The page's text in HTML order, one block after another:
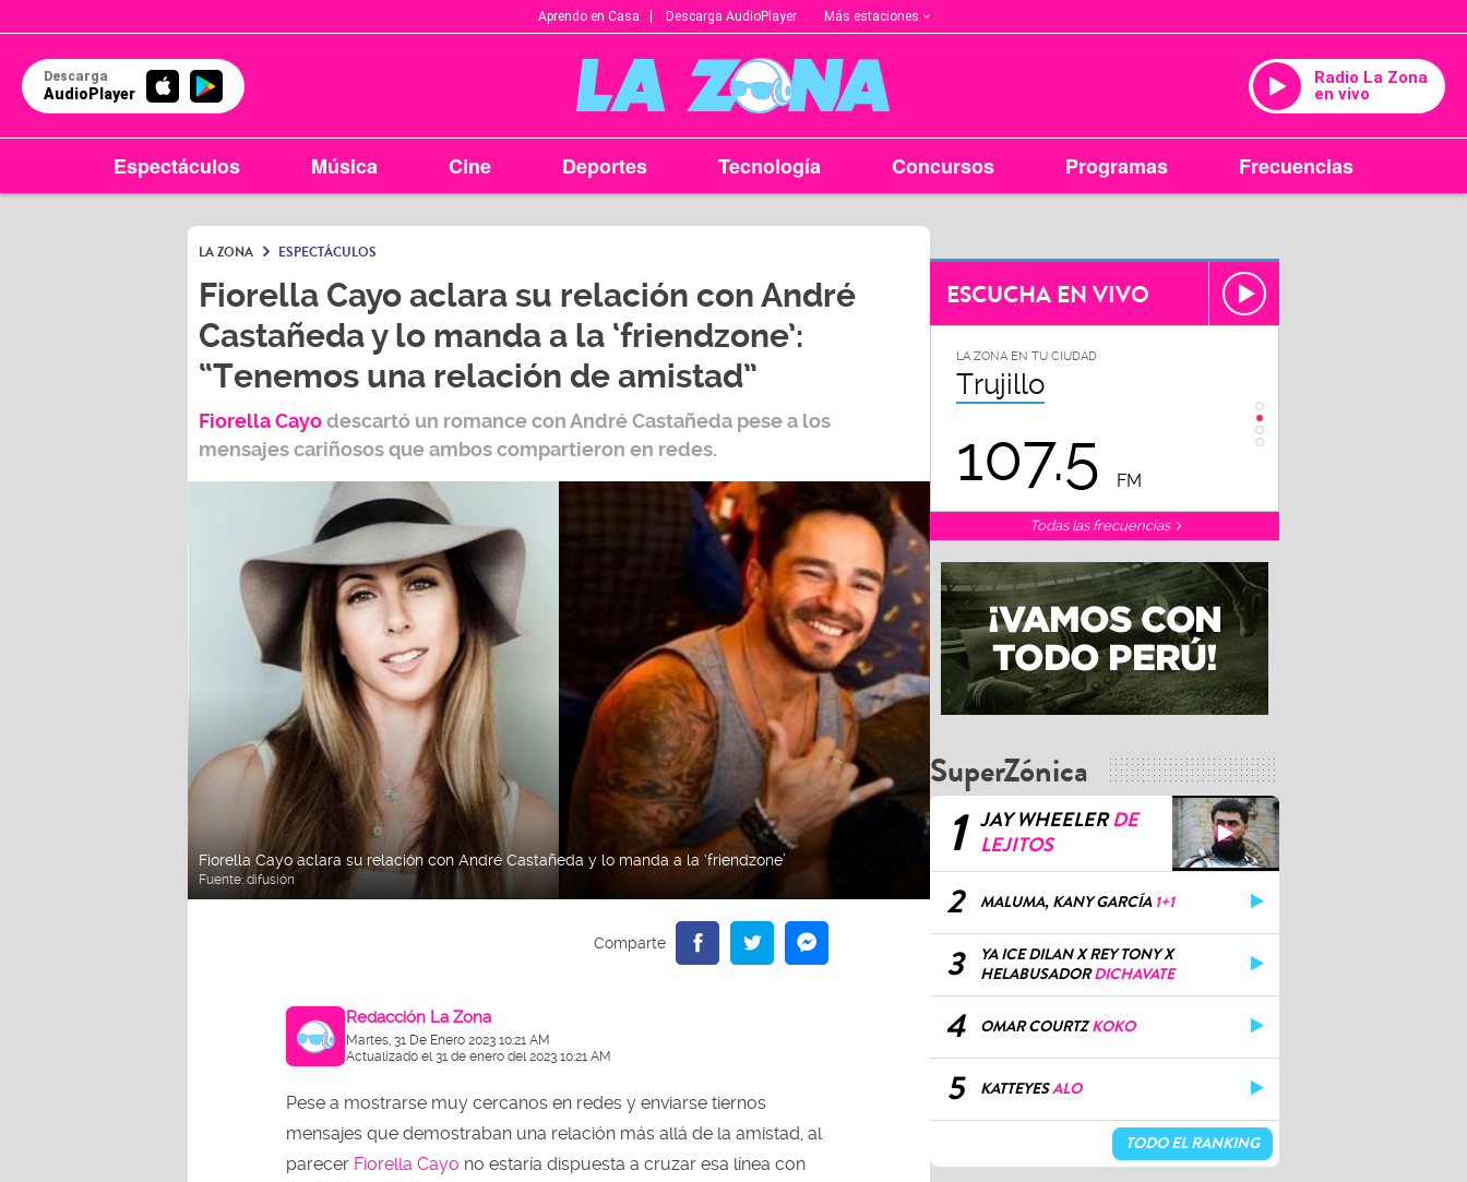
Aprendo en Casa Descarga AudioPlayer Más estaciones
Descarga
AudioPlayer
Radio La Zona
en vivo
Espectáculos Música Cine Deportes Tecnología Concursos Programas Frecuencias
LA ZONA ESPECTÁCULOS
Fiorella Cayo aclara su relación con André
Castañeda y lo manda a la ‘friendzone’:
“Tenemos una relación de amistad”
Fiorella Cayodescartó un romance conAndré Castañeda pese a los
mensajes cariñosos que ambos compartieron en redes.
Fiorella Cayo aclara su relación con André Castañeda y lo manda a la ‘friendzone’
Fuente:difusión
Redacción La Zona
Martes, 31 De Enero 2023 10:21 AM
Actualizado el 31 de enero del 2023 10:21 AM
Pese a mostrarse muy cercanos en redes y enviarse tiernos
mensajes que demostraban una relación más allá de la amistad, al
parecer Fiorella Cayo no estaría dispuesta a cruzar esa línea con
ESCUCHA EN VIVO
Arequipa
95.9 FM
LA ZONA EN TU CIUDAD
Trujillo
107.5 FM 102.3
Todas las frecuencias
SuperZónica
1 JAY WHEELERDE
LEJITOS
2 MALUMA, KANY GARCÍA 1+1
3
YA ICE DILAN X REY TONY X
HELABUSADORDICHAVATE
4 OMAR COURTZKOKO
5 KATTEYESALO
TODO EL RANKING